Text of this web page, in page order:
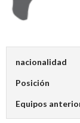
nacionalidad
Posición
Equipos